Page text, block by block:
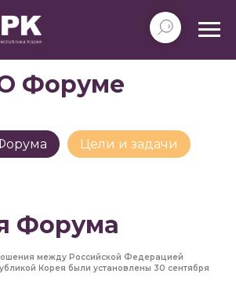
Форуме
Цели и задачи
Форума
между Российской Федерацией
Корея были установлены 30 сентября